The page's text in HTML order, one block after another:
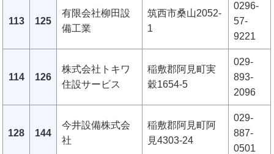
113 125
有限会社柳田設
備工業
筑西市桑山2052-
1
0296-
57-
9221
114 126
株式会社トキワ
住設サービス
稲敷郡阿見町実
穀1654-5
029-
893-
2096
128 144
今井設備株式会
社
稲敷郡阿見町阿
見4303-24
029-
887-
0501